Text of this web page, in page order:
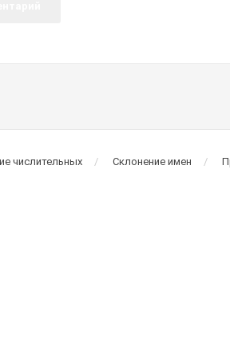
числительных Склонение имен